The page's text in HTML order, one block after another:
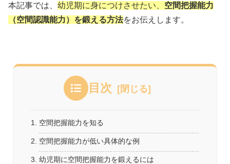
本記事では、 幼児期に身につけさせたい、 空間把握能力
（空間認識能力）を鍛える方法をお伝えします。
目次
空間把握能力を知る
空間把握能力が低い具体的な例
幼児期に空間把握能力を鍛えるには